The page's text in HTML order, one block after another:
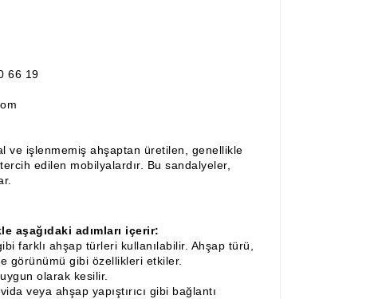
66 19
ve işlenmemiş ahşaptan üretilen, genellikle
edilen mobilyalardır. Bu sandalyeler,
aşağıdaki adımları içerir:
farklı ahşap türleri kullanılabilir. Ahşap türü,
görünümü gibi özellikleri etkiler.
olarak kesilir.
veya ahşap yapıştırıcı gibi bağlantı